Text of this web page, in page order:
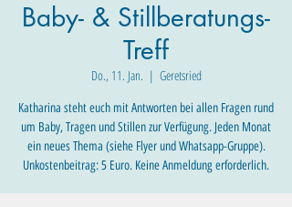
Baby- & Stillberatungs-
Treff
Do., 11. Jan.
  |
Geretsried
Katharina steht euch mit Antworten bei allen Fragen rund
um Baby, Tragen und Stillen zur Verfügung. Jeden Monat
ein neues Thema (siehe Flyer und Whatsapp-Gruppe).
Unkostenbeitrag: 5 Euro. Keine Anmeldung erforderlich.